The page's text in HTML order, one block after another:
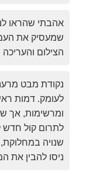
אהבתי שהראו
שמעסיק את
הצילום והעריכה
נקודת מבט
לעומק. דמות
ומרשימות, אך
לתרום קול חדש
שנויה
ניסו להבין את